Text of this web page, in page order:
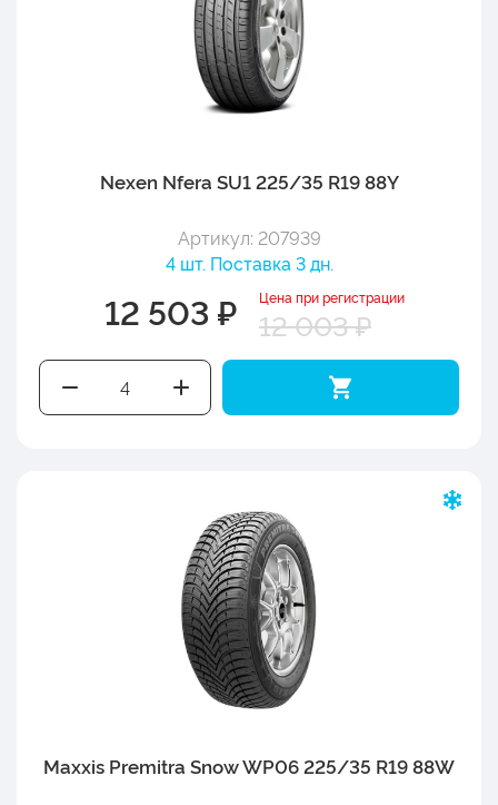
Nexen Nfera SU1 225/35 R19 88Y
Артикул: 207939
4 шт. Поставка 3 дн.
12 503 ₽ Цена при регистрации
12 003 ₽
Maxxis Premitra Snow WP06 225/35 R19 88W